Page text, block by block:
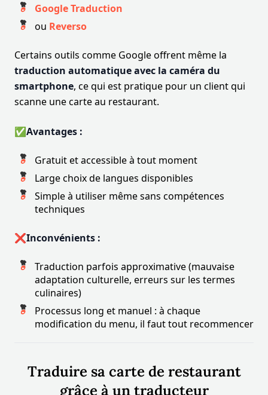
Google Traduction
ou Reverso
Certains outils comme Google offrent même la
traduction automatique avec la caméra du
smartphone, ce qui est pratique pour un client qui
scanne une carte au restaurant.
✅Avantages :
Gratuit et accessible à tout moment
Large choix de langues disponibles
Simple à utiliser même sans compétences
techniques
❌Inconvénients :
Traduction parfois approximative (mauvaise
adaptation culturelle, erreurs sur les termes
culinaires)
Processus long et manuel : à chaque
modification du menu, il faut tout recommencer
Traduire sa carte de restaurant
grâce à un traducteur